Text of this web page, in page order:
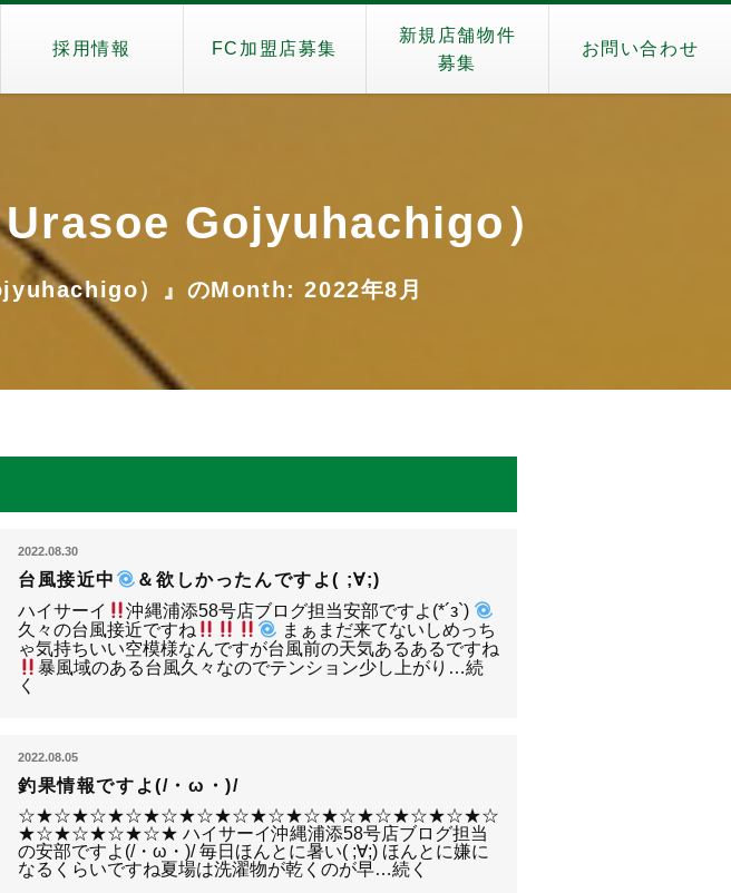
採用情報 FC加盟店募集
新規店舗物件
募集
お問い合わせ
Gojyuhachigo）
）』のMonth: 2022年8月
2022.08.30
台風接近中
＆欲しかったんですよ( ;∀;)
ハイサーイ
沖縄浦添58号店ブログ担当安部ですよ(*´з`)
久々の台風接近ですね
まぁまだ来てないしめっち
ゃ気持ちいい空模様なんですが台風前の天気あるあるですね
暴風域のある台風久々なのでテンション少し上がり…続
く
2022.08.05
釣果情報ですよ(/・ω・)/
☆★☆★☆★☆★☆★☆★☆★☆★☆★☆★☆★☆★☆★☆
★☆★☆★☆★☆★ ハイサーイ沖縄浦添58号店ブログ担当
の安部ですよ(/・ω・)/ 毎日ほんとに暑い( ;∀;) ほんとに嫌に
なるくらいですね夏場は洗濯物が乾くのが早…続く